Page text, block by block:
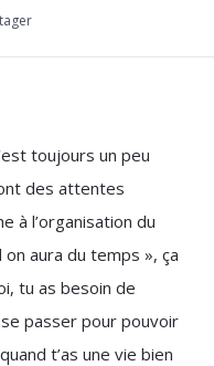
toujours un peu
des attentes
à l’organisation du
aura du temps », ça
tu as besoin de
passer pour pouvoir
t’as une vie bien